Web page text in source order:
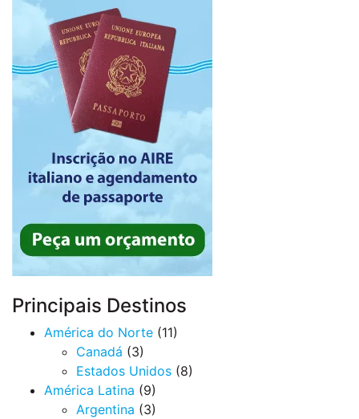
Principais Destinos
América do Norte (11)
Canadá (3)
Estados Unidos (8)
América Latina (9)
Argentina (3)